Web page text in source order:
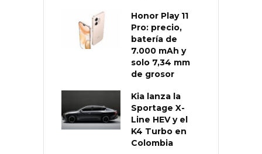
Honor Play 11
Pro: precio,
batería de
7.000 mAh y
solo 7,34 mm
de grosor
Kia lanza la
Sportage X-
Line HEV y el
K4 Turbo en
Colombia